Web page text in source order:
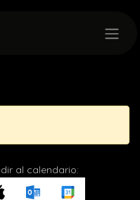
al calendario: